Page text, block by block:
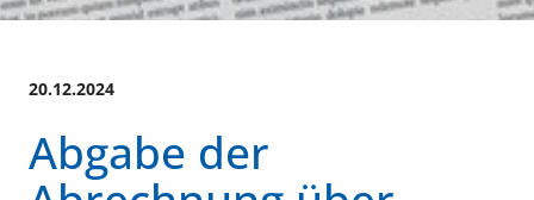
20.12.2024
Abgabe der